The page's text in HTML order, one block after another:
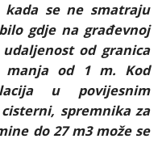
se ne smatraju
gdje na građevnoj
od granica
manja od 1 m. Kod
u povijesnim
spremnika za
do 27 m3 može se